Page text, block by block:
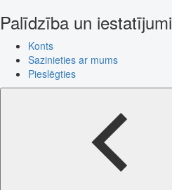
Palīdzība un iestatījumi
Konts
Sazinieties ar mums
Pieslēgties